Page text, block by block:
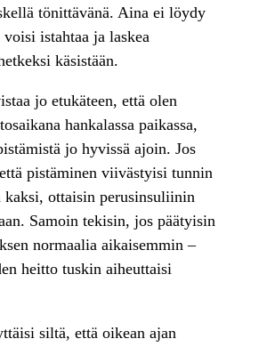
tönittävänä. Aina ei löydy
istahtaa ja laskea
käsistään.
jo etukäteen, että olen
hankalassa paikassa,
jo hyvissä ajoin. Jos
pistäminen viivästyisi tunnin
kaksi, ottaisin perusinsuliinin
Samoin tekisin, jos päätyisin
normaalia aikaisemmin –
heitto tuskin aiheuttaisi
siltä, että oikean ajan